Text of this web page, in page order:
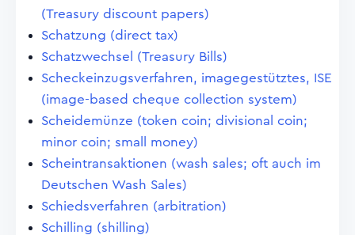
(Treasury discount papers)
Schatzung (direct tax)
Schatzwechsel (Treasury Bills)
Scheckeinzugsverfahren, imagegestütztes, ISE
(image-based cheque collection system)
Scheidemünze (token coin; divisional coin;
minor coin; small money)
Scheintransaktionen (wash sales; oft auch im
Deutschen Wash Sales)
Schiedsverfahren (arbitration)
Schilling (shilling)